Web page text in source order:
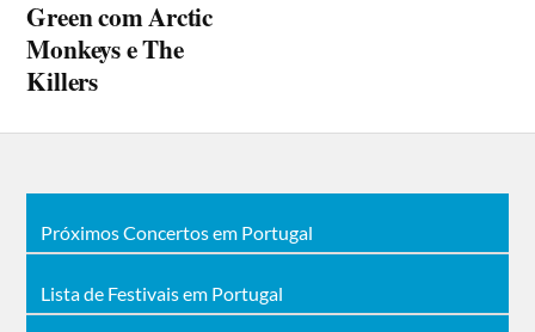
Green com Arctic
Monkeys e The
Killers
Próximos Concertos em Portugal
Lista de Festivais em Portugal